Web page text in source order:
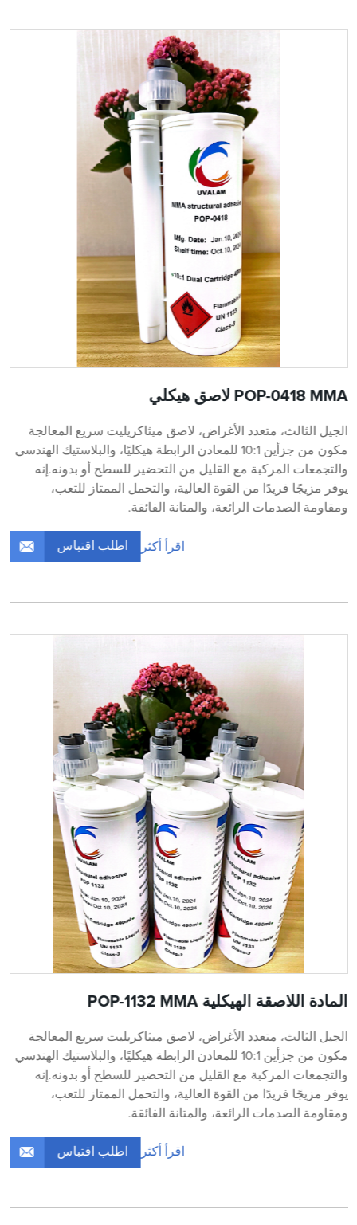
POP-0418 MMA لاصق هيكلي
الجيل الثالث، متعدد الأغراض، لاصق ميثاكريليت سريع المعالجة
مكون من جزأين 10:1 للمعادن الرابطة هيكليًا، والبلاستيك الهندسي
والتجمعات المركبة مع القليل من التحضير للسطح أو بدونه.إنه
يوفر مزيجًا فريدًا من القوة العالية، والتحمل الممتاز للتعب،
ومقاومة الصدمات الرائعة، والمتانة الفائقة.
اقرأ أكثر اطلب اقتباس
المادة اللاصقة الهيكلية POP-1132 MMA
الجيل الثالث، متعدد الأغراض، لاصق ميثاكريليت سريع المعالجة
مكون من جزأين 10:1 للمعادن الرابطة هيكليًا، والبلاستيك الهندسي
والتجمعات المركبة مع القليل من التحضير للسطح أو بدونه.إنه
يوفر مزيجًا فريدًا من القوة العالية، والتحمل الممتاز للتعب،
ومقاومة الصدمات الرائعة، والمتانة الفائقة.
اقرأ أكثر اطلب اقتباس